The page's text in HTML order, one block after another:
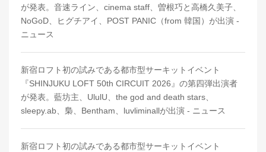
が発表。音速ライン、cinema staff、曽根巧と高橋久美子、
NoGoD、ヒグチアイ、POST PANIC（from 韓国）が出演 -
ニュース
新宿ロフト初の試みである都市型サーキットイベント
『SHINJUKU LOFT 50th CIRCUIT 2026』の第四弾出演者
が発表。藍坊主、UlulU、the god and death stars、
sleepy.ab、梟、Bentham、luvliminallが出演 - ニュース
新宿ロフト初の試みである都市型サーキットイベント